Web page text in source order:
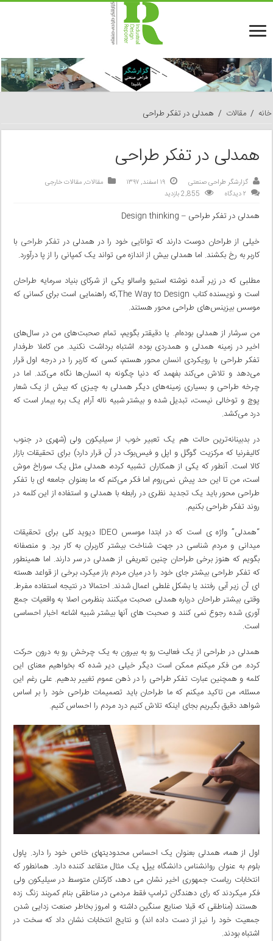
خانه / مقالات / همدلی در تفکر طراحی
همدلی در تفکر طراحی
گزارشگر طراحی صنعتی ۱۹ اسفند, ۱۳۹۷ مقالات,مقالات خارجی
۲ دیدگاه
2,855 بازدید
همدلی در تفکر طراحی – Design thinking
خیلی از طراحان دوست دارند که توانایی خود را در همدلی در تفکر طراحی با
کاربر به رخ بکشند. اما همدلی بیش از اندازه می تواند یک کمپانی را از پا درآورد.
مطلبی که در زیر آمده نوشته استیو واسالو یکی از شرکای بنیاد سرمایه طراحان
است و نویسنده کتاب The Way to Design,که راهنمایی است برای کسانی که
موسس بیزینس‌های طراحی محور هستند.
من سرشار از همدلی بوده‌ام. یا دقیقتر بگویم، تمام صحبت‌های من در سال‌های
اخیر در زمینه همدلی و همدردی بوده. اشتباه برداشت نکنید. من کاملا طرفدار
تفکر طراحی با رویکردی انسان محور هستم، کسی که کاربر را در درجه اول قرار
می‌دهد و تلاش می‌کند بفهمد که دنیا چگونه به انسان‌ها نگاه می‌کند. اما در
چرخه طراحی و بسیاری زمینه‌های دیگر همدلی به چیزی که بیش از یک شعار
پوچ و توخالی نیست، تبدیل شده و بیشتر شبیه ناله آرام یک بره بیمار است که
درد می‌کشد.
در بدبینانه‌ترین حالت هم یک تعبیر خوب از سیلیکون ولی (شهری در جنوب
کالیفرنیا که مرکزیت گوگل و اپل و فیس‌بوک در آن قرار دارد) برای تحقیقات بازار
کالا است. آنطور که یکی از همکاران تشبیه کرده، همدلی مثل یک سوراخ موش
است، من تا این حد پیش نمی‌روم اما فکر می‌کنم که ما بعنوان جامعه ای با تفکر
طراحی محور باید یک تجدید نظری در رابطه با همدلی و استفاده از این کلمه در
روند تفکر طراحی بکنیم.
“همدلی” واژه ی است که در ابتدا موسس IDEO دیوید کلی برای تحقیقات
میدانی و مردم شناسی در جهت شناخت بیشتر کاربران به کار برد. و منصفانه
بگویم که هنوز برخی طراحان چنین تعریفی از همدلی در سر دارند. اما همینطور
که تفکر طراحی بیشتر جای خود را در میان مردم باز میکرد، برخی از قواعد هسته
ای آن زیر آبی رفتند یا بشکل غلطی اعمال شدند. احتمالا در نتیجه استفاده مفرط.
وقتی بیشتر طراحان درباره همدلی صحبت میکنند بنظرمن اصلا به واقعیات جمع
آوری شده رجوع نمی کنند و صحبت های آنها بیشتر شبیه اشاعه اخبار احساسی
است.
همدلی در طراحی از یک فعالیت رو به بیرون به یک چرخش رو به درون حرکت
کرده. من فکر میکنم ممکن است دیگر خیلی دیر شده که بخواهیم معنای این
کلمه و همچنین عبارت تفکر طراحی را در ذهن عموم تغییر بدهیم. علی رغم این
مسئله، من تاکید میکنم که ما طراحان باید تصمیمات طراحی خود را بر اساس
شواهد دقیق بگیریم بجای اینکه تلاش کنیم درد مردم را احساس کنیم.
اول از همه، همدلی بعنوان یک احساس محدودیتهای خاص خود را دارد. پاول
بلوم به عنوان روانشناس دانشگاه ییل، یک مثال متقاعد کننده دارد. همانطور که
انتخابات ریاست جمهوری اخیر نشان می دهد، کارکنان متوسط در سیلیکون ولی
فکر میکردند که رای دهندگان ترامپ فقط مردمی در مناطقی بنام کمربند زنگ زده
هستند (مناطقی که قبلا صنایع سنگین داشته و امروز بخاطر صنعت زدایی شدن
جمعیت خود را نیز از دست داده اند) و نتایج انتخابات نشان داد که سخت در
اشتباه بودند.